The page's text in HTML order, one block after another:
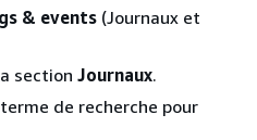
& events (Journaux et
section Journaux.
de recherche pour